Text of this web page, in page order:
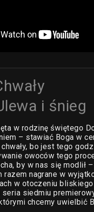
i śnieg
w rodzinę świętego
– stawiać Boga w
bo jest tego
owoców tego
by w nas się modlił
razem nagrane w
w otoczeniu bliskiego
seria siedmiu
chcemy uwielbić